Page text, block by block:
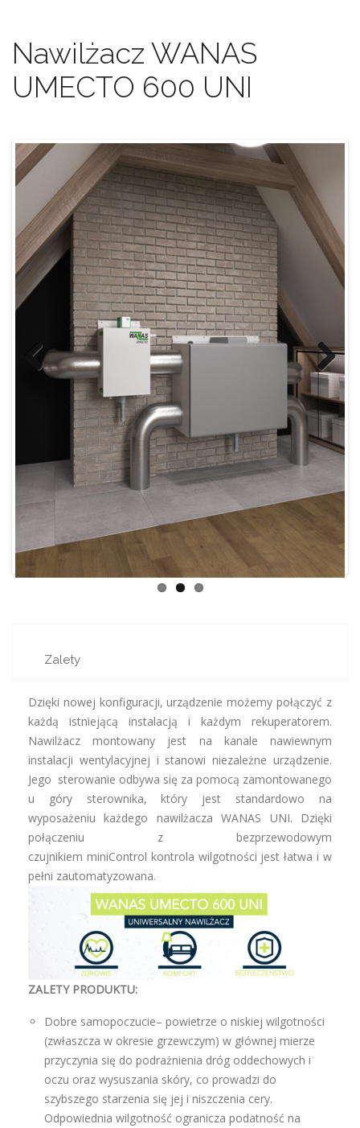
Nawilżacz WANAS
UMECTO 600 UNI
Next
Zalety
Dzięki nowej konfiguracji, urządzenie możemy połączyć z
każdą istniejącą instalacją i każdym rekuperatorem.
Nawilżacz montowany jest na kanale nawiewnym
instalacji wentylacyjnej i stanowi niezależne urządzenie.
Jego sterowanie odbywa się za pomocą zamontowanego
u góry sterownika, który jest standardowo na
wyposażeniu każdego nawilżacza WANAS UNI. Dzięki
połączeniu z bezprzewodowym
czujnikiem miniControl kontrola wilgotności jest łatwa i w
pełni zautomatyzowana.
ZALETY PRODUKTU:
Dobre samopoczucie– powietrze o niskiej wilgotności
(zwłaszcza w okresie grzewczym) w głównej mierze
przyczynia się do podrażnienia dróg oddechowych i
oczu oraz wysuszania skóry, co prowadzi do
szybszego starzenia się jej i niszczenia cery.
Odpowiednia wilgotność ogranicza podatność na